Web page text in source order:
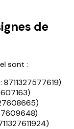
de
sont :
8711327577619)